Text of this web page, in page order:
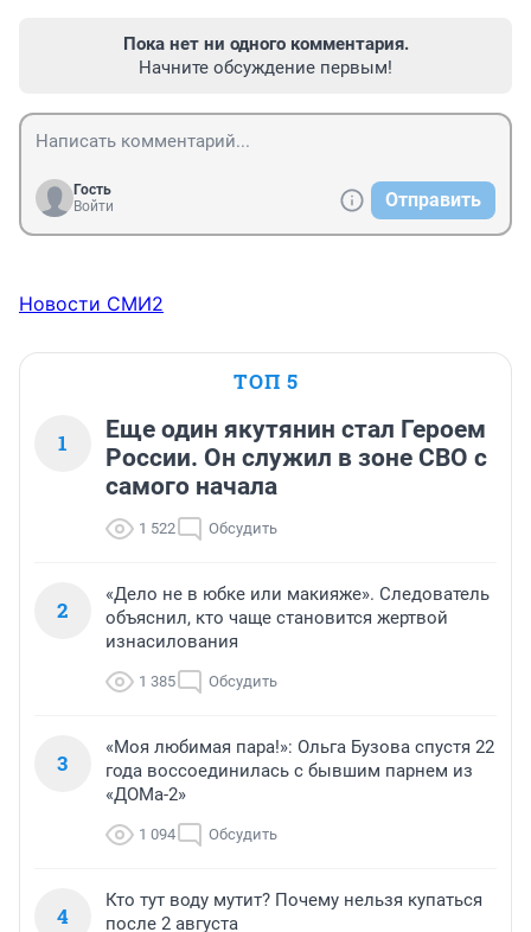
Пока нет ни одного комментария.
Начните обсуждение первым!
Гость
Войти
Отправить
Новости СМИ2
ТОП 5
1
Еще один якутянин стал Героем
России. Он служил в зоне СВО с
самого начала
1 522 Обсудить
2
«Дело не в юбке или макияже». Следователь
объяснил, кто чаще становится жертвой
изнасилования
1 385 Обсудить
3
«Моя любимая пара!»: Ольга Бузова спустя 22
года воссоединилась с бывшим парнем из
«ДОМа-2»
1 094 Обсудить
4
Кто тут воду мутит? Почему нельзя купаться
после 2 августа